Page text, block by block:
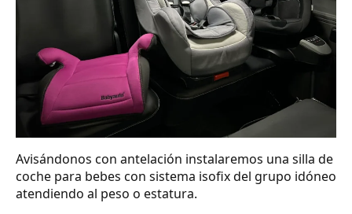
Avisándonos con antelación instalaremos una silla de
coche para bebes con sistema isofix del grupo idóneo
atendiendo al peso o estatura.